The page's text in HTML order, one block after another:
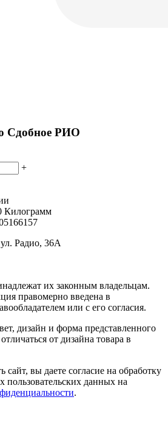
Сдобное РИО
+
Килограмм
Радио, 36А
их законным владельцам.
правомерно введена в
или с его согласия.
дизайн и форма представленного
от дизайна товара в
сайт, вы даете согласие на обработку
пользовательских данных на
.